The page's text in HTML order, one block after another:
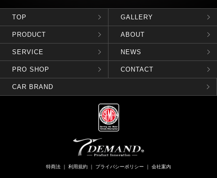
TOP GALLERY
PRODUCT ABOUT
SERVICE NEWS
PRO SHOP CONTACT
CAR BRAND
特商法 利用規約 プライバシーポリシー 会社案内